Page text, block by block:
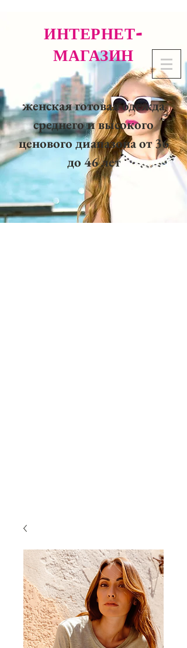
ИНТЕРНЕТ-
МАГАЗИН
женская готовая одежда
среднего и высокого
ценового диапазона от 36
до 46 лет